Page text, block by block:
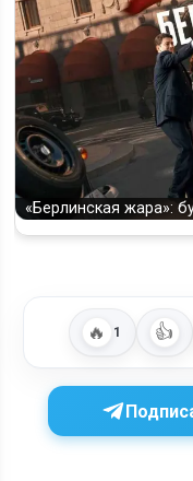
«Берлинская жара»:
🔥 1 👍